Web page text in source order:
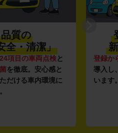
質の
全・清潔」
24項目の車両点検と
を徹底。安心感と
だける車内環境に
登録か
導入し
います